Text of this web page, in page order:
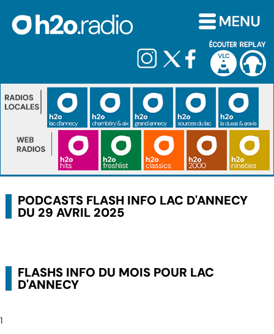
PODCASTS FLASH INFO LAC D'ANNECY
DU 29 AVRIL 2025
FLASHS INFO DU MOIS POUR LAC
D'ANNECY
1